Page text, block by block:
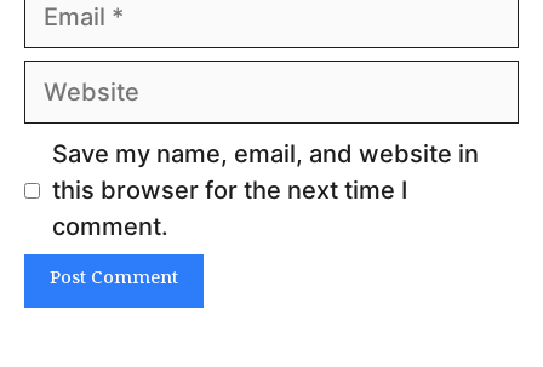
Website
Save my name, email, and website in
this browser for the next time I
comment.